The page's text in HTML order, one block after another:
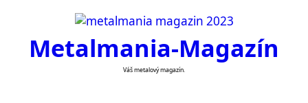
contentMetalmania-Magazín
Váš metalový magazín.